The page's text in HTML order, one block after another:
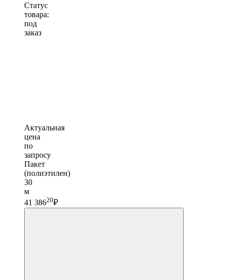
Статус
товара:
под
заказ
Актуальная
цена
по
запросу
Пакет
(полиэтилен)
30
м
41 38620₽